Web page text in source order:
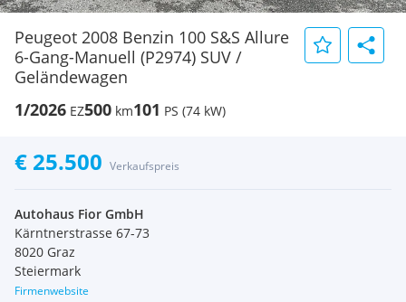
Peugeot 2008 Benzin 100 S&S Allure
6-Gang-Manuell (P2974) SUV /
Geländewagen
1/2026 EZ500 km101 PS (74 kW)
€ 25.500 Verkaufspreis
Autohaus Fior GmbH
Kärntnerstrasse 67-73
8020 Graz
Steiermark
Firmenwebsite